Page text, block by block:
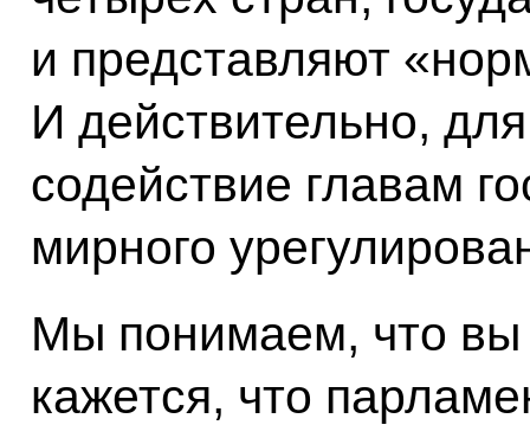
и представляют
И действительно,
содействие главам
мирного
Мы понимаем, что вы
кажется, что